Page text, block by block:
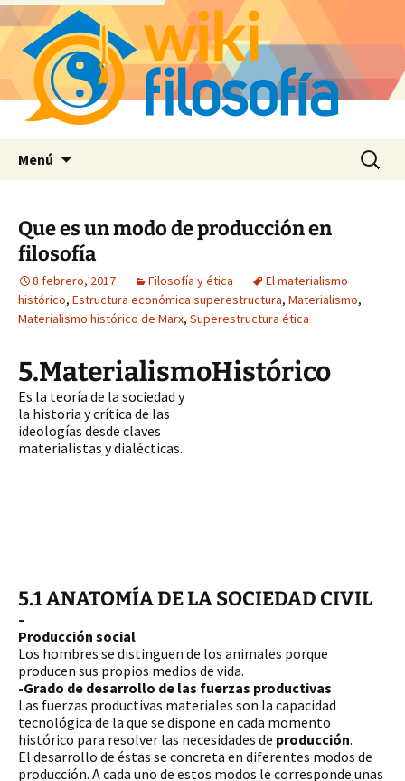
Menú Buscar:
Que es un modo de producción en
filosofía
8 febrero, 2017 Filosofía y ética
El materialismo
histórico, Estructura económica superestructura, Materialismo,
Materialismo histórico de Marx, Superestructura ética
5.MaterialismoHistórico
Es la teoría de la sociedad y
la historia y crítica de las
ideologías desde claves
materialistas y dialécticas.
5.1 ANATOMÍA DE LA SOCIEDAD CIVIL
–
Producción social
Los hombres se distinguen de los animales porque
producen sus propios medios de vida.
-Grado de desarrollo de las fuerzas productivas
Las fuerzas productivas materiales son la capacidad
tecnológica de la que se dispone en cada momento
histórico para resolver las necesidades de producción.
El desarrollo de éstas se concreta en diferentes modos de